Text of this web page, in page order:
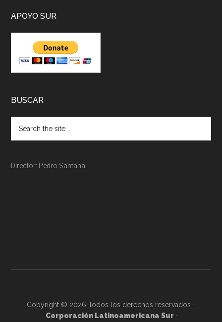
APOYO SUR
BUSCAR
Director: Pedro Santana
Copyright © 2026 Todos los derechos reservados -
Corporación Latinoamericana Sur ·